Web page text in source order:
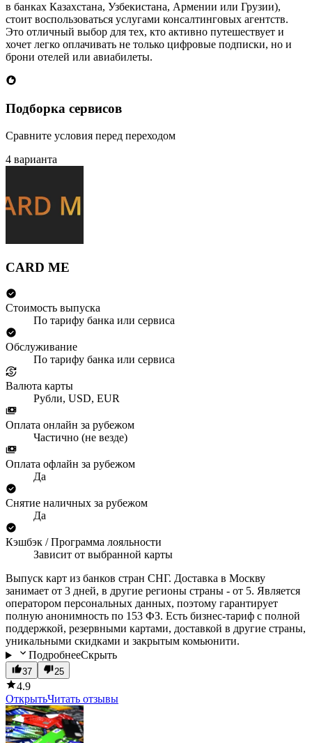
в банках Казахстана, Узбекистана, Армении или Грузии),
стоит воспользоваться услугами консалтинговых агентств.
Это отличный выбор для тех, кто активно путешествует и
хочет легко оплачивать не только цифровые подписки, но и
брони отелей или авиабилеты.
Подборка сервисов
Сравните условия перед переходом
4 варианта
CARD ME
Стоимость выпуска
По тарифу банка или сервиса
Обслуживание
По тарифу банка или сервиса
Валюта карты
Рубли, USD, EUR
Оплата онлайн за рубежом
Частично (не везде)
Оплата офлайн за рубежом
Да
Снятие наличных за рубежом
Да
Кэшбэк / Программа лояльности
Зависит от выбранной карты
Выпуск карт из банков стран СНГ. Доставка в Москву
занимает от 3 дней, в другие регионы страны - от 5. Является
оператором персональных данных, поэтому гарантирует
полную анонимность по 153 ФЗ. Есть бизнес-тариф с полной
поддержкой, резервными картами, доставкой в другие страны,
уникальными скидками и закрытым комьюнити.
ПодробнееСкрыть
37 25
4.9
ОткрытьЧитать отзывы